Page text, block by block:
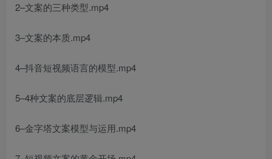
2–文案的三种类型.mp4
3–文案的本质.mp4
4–抖音短视频语言的模型.mp4
5–4种文案的底层逻辑.mp4
6–金字塔文案模型与运用.mp4